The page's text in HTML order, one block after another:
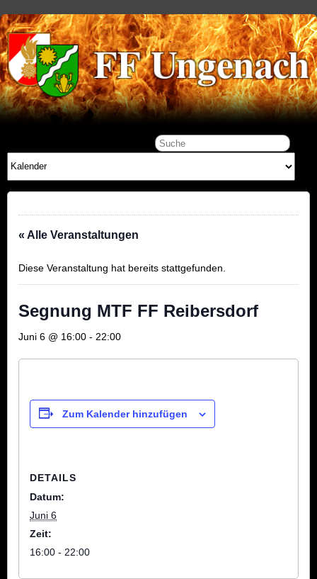
« Alle Veranstaltungen
Diese Veranstaltung hat bereits stattgefunden.
Segnung MTF FF Reibersdorf
Juni 6 @ 16:00 - 22:00
Zum Kalender hinzufügen
DETAILS
Datum:
Juni 6
Zeit:
16:00 - 22:00